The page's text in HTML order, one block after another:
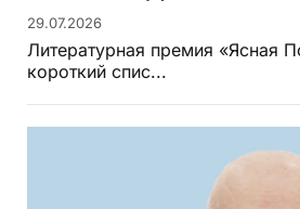
29.07.2026
Литературная премия «Ясная
короткий спис...